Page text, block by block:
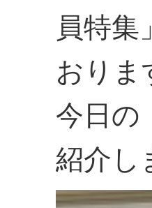
員特
おりま
今日の
紹介し